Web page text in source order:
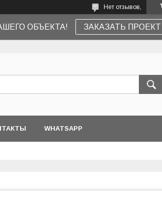
Нет отзывов,
ОБЪЕКТА! ЗАКАЗАТЬ ПРОЕКТ
WHATSAPP